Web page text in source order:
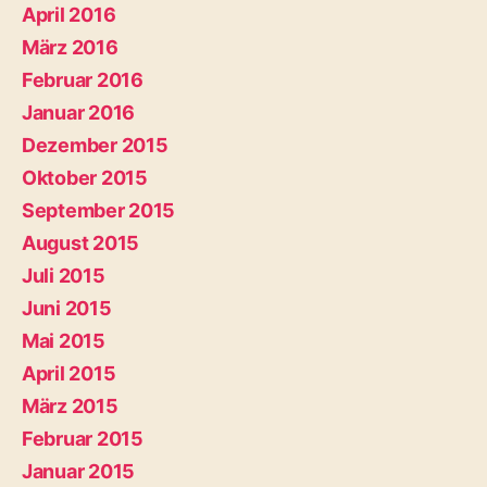
April 2016
März 2016
Februar 2016
Januar 2016
Dezember 2015
Oktober 2015
September 2015
August 2015
Juli 2015
Juni 2015
Mai 2015
April 2015
März 2015
Februar 2015
Januar 2015